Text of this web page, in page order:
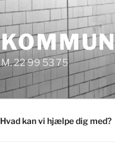
M. 22 99 53 75
Hvad kan vi hjælpe dig med?